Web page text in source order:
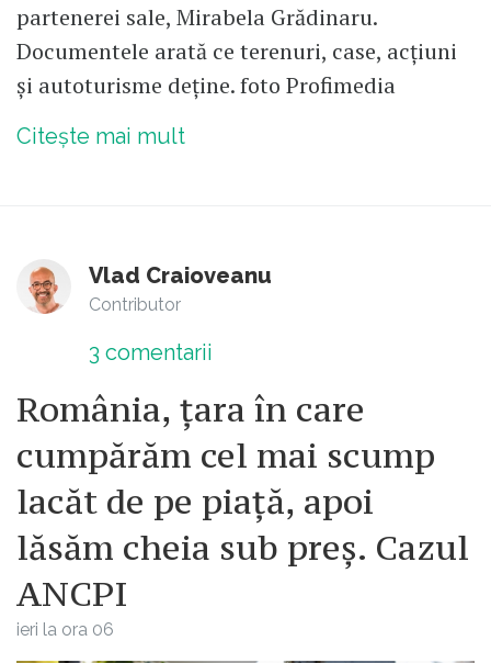
partenerei sale, Mirabela Grădinaru.
Documentele arată ce terenuri, case, acțiuni
și autoturisme deține. foto Profimedia
Citește mai mult
Vlad Craioveanu
Contributor
3 comentarii
România, țara în care
cumpărăm cel mai scump
lacăt de pe piață, apoi
lăsăm cheia sub preș. Cazul
ANCPI
ieri la ora 06